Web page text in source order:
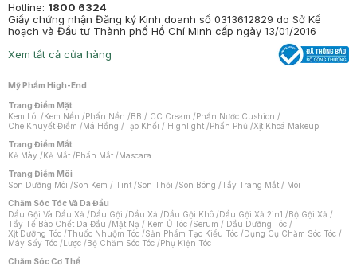
Hotline: 1800 6324
Giấy chứng nhận Đăng ký Kinh doanh số 0313612829 do Sở Kế
hoạch và Đầu tư Thành phố Hồ Chí Minh cấp ngày 13/01/2016
Xem tất cả cửa hàng
Mỹ Phẩm High-End
Trang Điểm Mặt
Kem Lót /Kem Nền /Phấn Nền /BB / CC Cream /Phấn Nước Cushion /
Che Khuyết Điểm /Má Hồng /Tạo Khối / Highlight /Phấn Phủ /Xịt Khoá Makeup
Trang Điểm Mắt
Kẻ Mày /Kẻ Mắt /Phấn Mắt /Mascara
Trang Điểm Môi
Son Dưỡng Môi /Son Kem / Tint /Son Thỏi /Son Bóng /Tẩy Trang Mắt / Môi
Chăm Sóc Tóc Và Da Đầu
Dầu Gội Và Dầu Xả /Dầu Gội /Dầu Xả /Dầu Gội Khô /Dầu Gội Xả 2in1 /Bộ Gội Xả /
Tẩy Tế Bào Chết Da Đầu /Mặt Nạ / Kem Ủ Tóc /Serum / Dầu Dưỡng Tóc /
Xịt Dưỡng Tóc /Thuốc Nhuộm Tóc /Sản Phẩm Tạo Kiểu Tóc /Dụng Cụ Chăm Sóc Tóc /
Máy Sấy Tóc /Lược /Bộ Chăm Sóc Tóc /Phụ Kiện Tóc
Chăm Sóc Cơ Thể